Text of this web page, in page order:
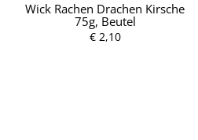
Wick Rachen Drachen Kirsche
75g, Beutel
€ 2,10